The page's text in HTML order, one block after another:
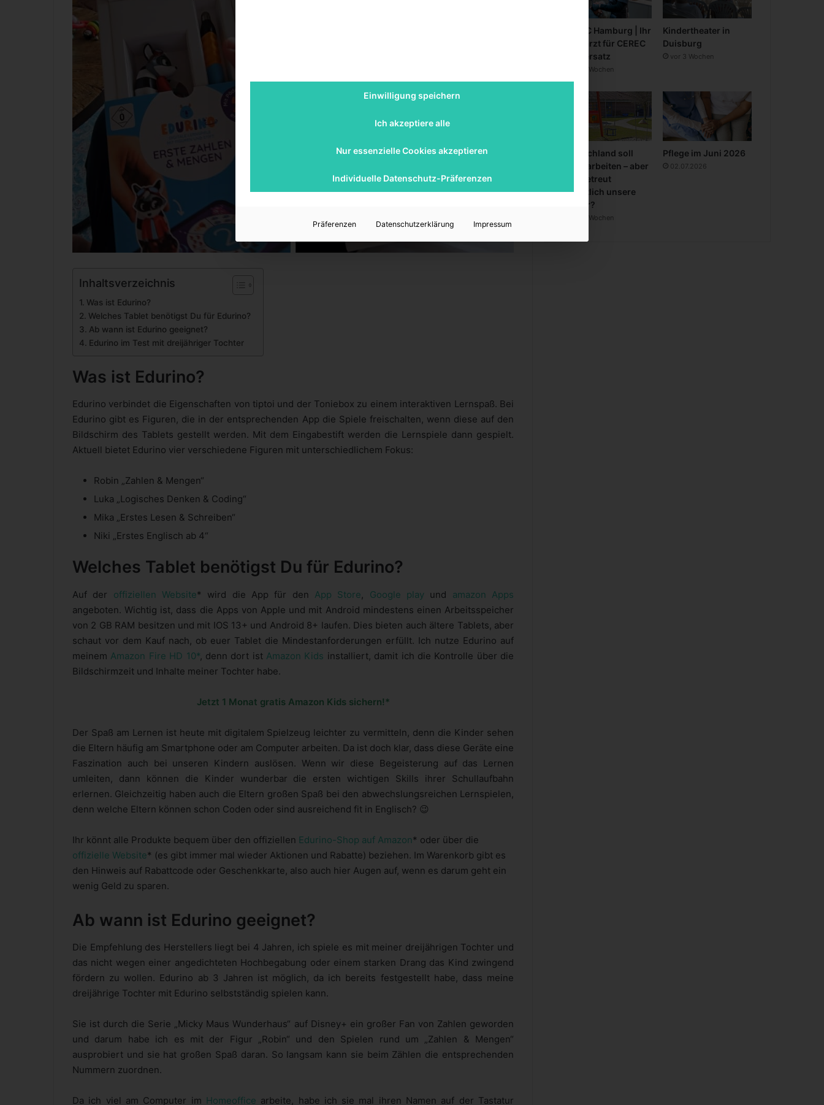
Inhaltsverzeichnis
Was ist Edurino?
Welches Tablet benötigst Du für Edurino?
Ab wann ist Edurino geeignet?
Edurino im Test mit dreijähriger Tochter
Was ist Edurino?
Edurino verbindet die Eigenschaften von tiptoi und der Toniebox zu einem interaktiven Lernspaß. Bei
Edurino gibt es Figuren, die in der entsprechenden App die Spiele freischalten, wenn diese auf den
Bildschirm des Tablets gestellt werden. Mit dem Eingabestift werden die Lernspiele dann gespielt.
Aktuell bietet Edurino vier verschiedene Figuren mit unterschiedlichem Fokus:
Robin „Zahlen & Mengen“
Luka „Logisches Denken & Coding“
Mika „Erstes Lesen & Schreiben“
Niki „Erstes Englisch ab 4“
Welches Tablet benötigst Du für Edurino?
Auf der offiziellen Website* wird die App für den App Store Google play und amazon Apps
angeboten. Wichtig ist, dass die Apps von Apple und mit Android mindestens einen Arbeitsspeicher
von 2 GB RAM besitzen und mit IOS 13+ und Android 8+ laufen. Dies bieten auch ältere Tablets, aber
schaut vor dem Kauf nach, ob euer Tablet die Mindestanforderungen erfüllt. Ich nutze Edurino auf
meinem Amazon Fire HD 10*, denn dort ist Amazon Kids installiert, damit ich die Kontrolle über die
Bildschirmzeit und Inhalte meiner Tochter habe.
Jetzt 1 Monat gratis Amazon Kids sichern!*
Der Spaß am Lernen ist heute mit digitalem Spielzeug leichter zu vermitteln, denn die Kinder sehen
die Eltern häufig am Smartphone oder am Computer arbeiten. Da ist doch klar, dass diese Geräte eine
Faszination auch bei unseren Kindern auslösen. Wenn wir diese Begeisterung auf das Lernen
umleiten, dann können die Kinder wunderbar die ersten wichtigen Skills ihrer Schullaufbahn
erlernen. Gleichzeitig haben auch die Eltern großen Spaß bei den abwechslungsreichen Lernspielen,
denn welche Eltern können schon Coden oder sind ausreichend fit in Englisch? 😉
Ihr könnt alle Produkte bequem über den offiziellen Edurino-Shop auf Amazon* oder über die
offizielle Website* (es gibt immer mal wieder Aktionen und Rabatte) beziehen. Im Warenkorb gibt es
den Hinweis auf Rabattcode oder Geschenkkarte, also auch hier Augen auf, wenn es darum geht ein
wenig Geld zu sparen.
Ab wann ist Edurino geeignet?
Die Empfehlung des Herstellers liegt bei 4 Jahren, ich spiele es mit meiner dreijährigen Tochter und
das nicht wegen einer angedichteten Hochbegabung oder einem starken Drang das Kind zwingend
fördern zu wollen. Edurino ab 3 Jahren ist möglich, da ich bereits festgestellt habe, dass meine
dreijährige Tochter mit Edurino selbstständig spielen kann.
Sie ist durch die Serie „Micky Maus Wunderhaus“ auf Disney+ ein großer Fan von Zahlen geworden
und darum habe ich es mit der Figur „Robin“ und den Spielen rund um „Zahlen & Mengen“
ausprobiert und sie hat großen Spaß daran. So langsam kann sie beim Zählen die entsprechenden
Nummern zuordnen.
Da ich viel am Computer im Homeoffice arbeite, habe ich sie mal ihren Namen auf der Tastatur
CEREC Hamburg | Ihr
Zahnarzt für CEREC
Zahnersatz
vor 3 Wochen
Kindertheater in
Duisburg
vor 3 Wochen
Deutschland soll
mehr arbeiten – aber
wer betreut
eigentlich unsere
Kinder?
vor 4 Wochen
Pflege im Juni 2026
02.07.2026
Einwilligung speichern
Ich akzeptiere alle
Nur essenzielle Cookies akzeptieren
Individuelle Datenschutz-Präferenzen
Präferenzen Datenschutzerklärung Impressum